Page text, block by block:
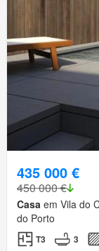
435 000 €
450 000 €
Casa em Vila do
do Porto
T3 3